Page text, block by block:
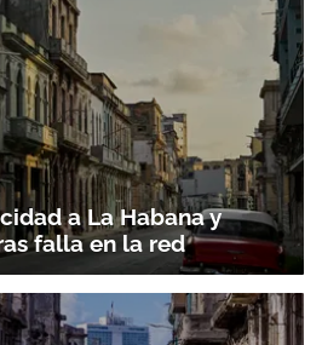
a La Habana y
falla en la red